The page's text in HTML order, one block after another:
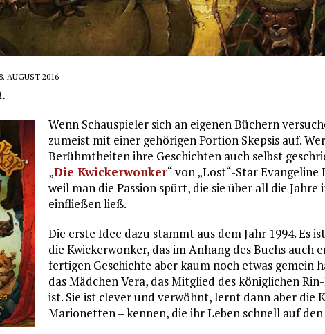
AUGUST 2016
Wenn Schauspieler sich an eigenen Büchern
zumeist mit einer gehörigen Portion Skepsis auf.
Berühmtheiten ihre Geschichten auch selbst
„Die Kwickerwonker“ von „Lost“-Star
weil man die Passion spürt, die sie über all die Jahre
einfließen ließ.
Die erste Idee dazu stammt aus dem Jahr 1994. Es
die Kwickerwonker, das im Anhang des Buchs auch
fertigen Geschichte aber kaum noch etwas gemein
das Mädchen Vera, das Mitglied des königlichen
ist. Sie ist clever und verwöhnt, lernt dann aber die
Marionetten – kennen, die ihr Leben schnell auf